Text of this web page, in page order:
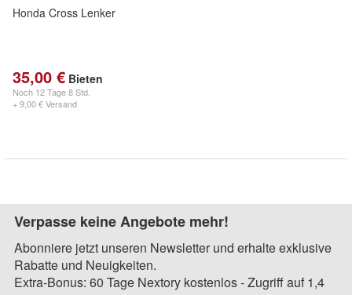
Honda Cross Lenker
35,00 € Bieten
Noch 12 Tage 8 Std.
+ 9,00 € Versand
Verpasse keine Angebote mehr!
Abonniere jetzt unseren Newsletter und erhalte exklusive
Rabatte und Neuigkeiten.
Extra-Bonus: 60 Tage Nextory kostenlos - Zugriff auf 1,4